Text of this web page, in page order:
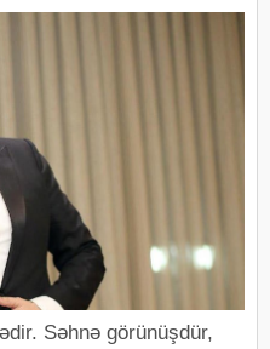
Səhnə görünüşdür,